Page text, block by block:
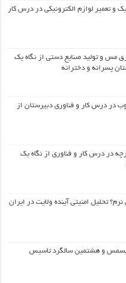
و تعمیر لوازم الکترونیکی در درس کار
مس و تولید صنایع دستی از نگاه یک
پسرانه و دخترانه
در درس کار و فناوری دبیرستان از
در درس کار و فناوری از نگاه یک
تحلیل امنیتی آینده ولایت در ایران
و هشتمین سالگرد تاسیس